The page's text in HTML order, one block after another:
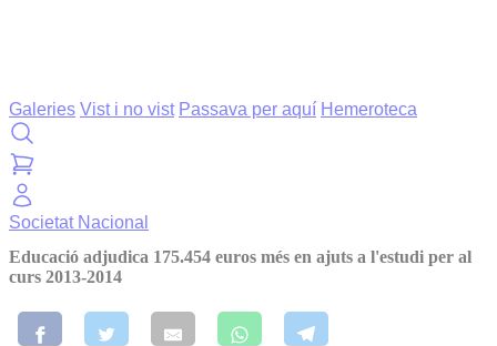
Galeries Vist i no vist Passava per aquí Hemeroteca
Societat Nacional
Educació adjudica 175.454 euros més en ajuts a l'estudi per al
curs 2013-2014